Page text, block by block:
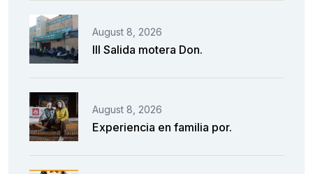
August 8, 2026
III Salida motera Don.
August 8, 2026
Experiencia en familia por.